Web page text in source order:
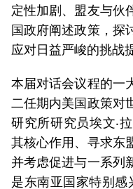
定性加剧、盟友与伙
国政府阐述政策，探
应对日益严峻的挑战
本届对话会议程的一
二任期内美国政策对
研究所研究员埃文‧
其核心作用、寻求东
并考虑促进与一系列
是东南亚国家特别